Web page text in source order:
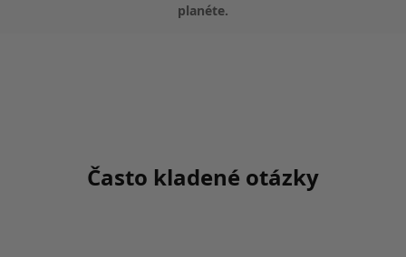
planéte.
Často kladené otázky